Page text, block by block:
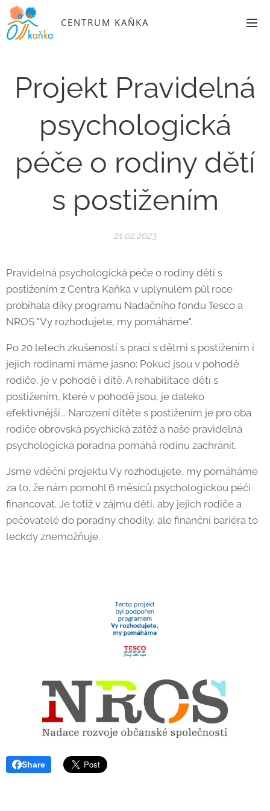
CENTRUM KAŇKA
Projekt Pravidelná
psychologická
péče o rodiny dětí
s postižením
21.02.2023
Pravidelná psychologická péče o rodiny dětí s
postižením z Centra Kaňka v uplynulém půl roce
probíhala díky programu Nadačního fondu Tesco a
NROS "Vy rozhodujete, my pomáháme".
Po 20 letech zkušeností s prací s dětmi s postižením i
jejich rodinami máme jasno: Pokud jsou v pohodě
rodiče, je v pohodě i dítě. A rehabilitace dětí s
postižením, které v pohodě jsou, je daleko
efektivnější... Narození dítěte s postižením je pro oba
rodiče obrovská psychická zátěž a naše pravidelná
psychologická poradna pomáhá rodinu zachránit.
Jsme vděční projektu Vy rozhodujete, my pomáháme
za to, že nám pomohl 6 měsíců psychologickou péči
financovat. Je totiž v zájmu dětí, aby jejich rodiče a
pečovatelé do poradny chodily, ale finanční bariéra to
leckdy znemožňuje.
Share